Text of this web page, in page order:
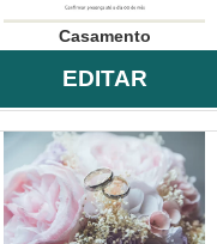
Casamento
EDITAR